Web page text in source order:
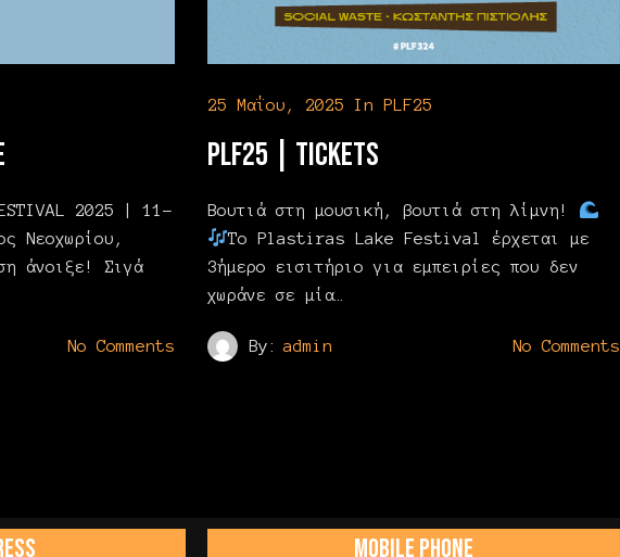
2025 | 11-
Νεοχωρίου,
άνοιξε! Σιγά
No Comments
25 Μαΐου, 2025 In PLF25
PLF25 | Tickets
Βουτιά στη μουσική, βουτιά στη λίμνη!
Το Plastiras Lake Festival έρχεται με
3ήμερο εισιτήριο για εμπειρίες που δεν
χωράνε σε μία…
By: admin No Comments
MOBILE PHONE